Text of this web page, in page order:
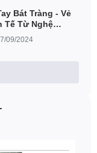
Bát Tràng - Vẻ
Tế Từ Nghệ
Công Truyền
09/2024